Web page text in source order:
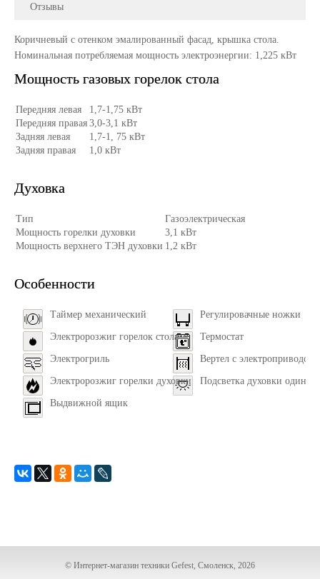
Отзывы
Коричневый с отенком эмалированный фасад, крышка стола.
Номинальная потребляемая мощность электроэнергии: 1,225 кВт
Мощность газовых горелок стола
Передняя левая
1,7-1,75 кВт
Передняя правая 3,0-3,1 кВт
Задняя левая
1,7-1, 75 кВт
Задняя правая
1,0 кВт
Духовка
Тип
Газоэлектрическая
Мощность горелки духовки
3,1 кВт
Мощность верхнего ТЭН духовки 1,2 кВт
Особенности
Таймер механический Регулировачные ножки
Электророзжиг горелок стола Термостат
Электрогриль Вертел с электроприводом
Электророзжиг горелки духовки Подсветка духовки
Выдвижной ящик
© Интернет-магазин техники Gefest, Смоленск, 2026